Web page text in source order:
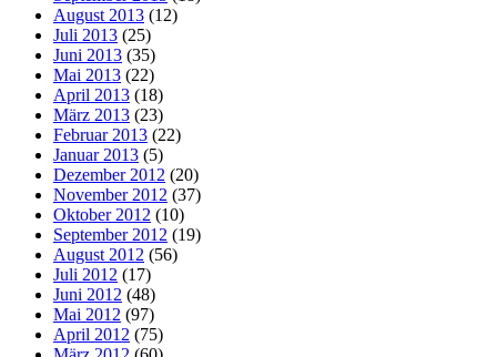
August 2013 (12)
Juli 2013 (25)
Juni 2013 (35)
Mai 2013 (22)
April 2013 (18)
März 2013 (23)
Februar 2013 (22)
Januar 2013 (5)
Dezember 2012 (20)
November 2012 (37)
Oktober 2012 (10)
September 2012 (19)
August 2012 (56)
Juli 2012 (17)
Juni 2012 (48)
Mai 2012 (97)
April 2012 (75)